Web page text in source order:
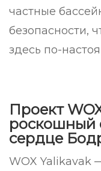
частные
безопасности,
здесь по-
Проект
роскошный
сердце
WOX Yalikavak